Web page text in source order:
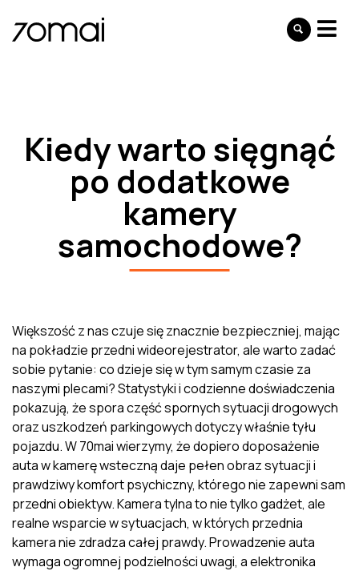
Kiedy warto sięgnąć
po dodatkowe
kamery
samochodowe?
Większość z nas czuje się znacznie bezpieczniej, mając
na pokładzie przedni wideorejestrator, ale warto zadać
sobie pytanie: co dzieje się w tym samym czasie za
naszymi plecami? Statystyki i codzienne doświadczenia
pokazują, że spora część spornych sytuacji drogowych
oraz uszkodzeń parkingowych dotyczy właśnie tyłu
pojazdu. W 70mai wierzymy, że dopiero doposażenie
auta w kamerę wsteczną daje pełen obraz sytuacji i
prawdziwy komfort psychiczny, którego nie zapewni sam
przedni obiektyw. Kamera tylna to nie tylko gadżet, ale
realne wsparcie w sytuacjach, w których przednia
kamera nie zdradza całej prawdy. Prowadzenie auta
wymaga ogromnej podzielności uwagi, a elektronika